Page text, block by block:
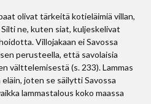
olivat tärkeitä kotieläimiä villan,
ne, kuten siat, kuljeskelivat
Villojakaan ei Savossa
perusteella, että savolaisia
välttelemisestä (s. 233). Lammas
joten se säilytti Savossa
lammastalous koko maassa